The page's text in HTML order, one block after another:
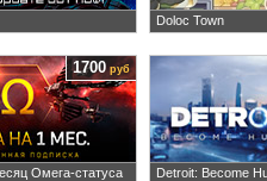
Doloc Town
Омега-статуса
1700руб
Detroit: Become